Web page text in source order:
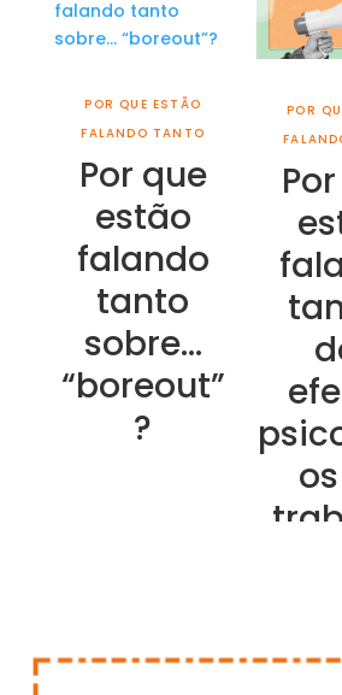
Por que
estão
falando
tanto
sobre…
“boreout”
?
POR QUE ESTÃO
FALANDO TANTO
POR